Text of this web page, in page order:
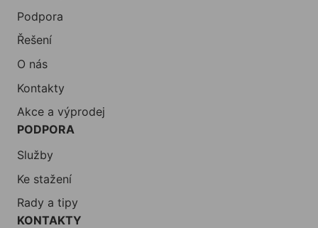
Podpora
Řešení
O nás
Kontakty
Akce a výprodej
PODPORA
Služby
Ke stažení
Rady a tipy
KONTAKTY